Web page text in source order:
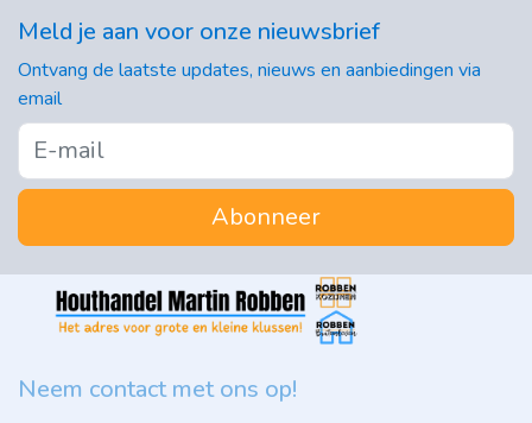
Meld je aan voor onze nieuwsbrief
Ontvang de laatste updates, nieuws en aanbiedingen via
email
Abonneer
Neem contact met ons op!